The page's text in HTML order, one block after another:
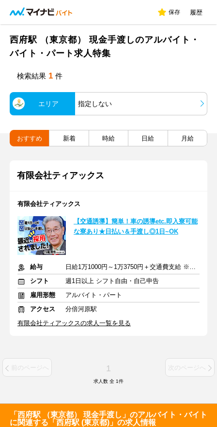
保存 履歴
西府駅 （東京都） 現金手渡しのアルバイト・
バイト・パート求人特集
検索結果 1 件
エリア 指定しない
おすすめ 新着 時給 日給 月給
有限会社ティアックス
有限会社ティアックス
【交通誘導】簡単！車の誘導etc.即入寮可能
な寮あり★日払い＆手渡し◎1日~OK
給与
日給1万1000円～1万3750円＋交通費支給 ※日給保障あり
シフト
週1日以上 シフト自由・自己申告
雇用形態
アルバイト・パート
アクセス
分倍河原駅
有限会社ティアックスの求人一覧を見る
前のページへ 1 次のページへ
求人数 全 1件
「西府駅 （東京都） 現金手渡し」のアルバイト・バイト
に関連する「西府駅 (東京都)」の求人情報